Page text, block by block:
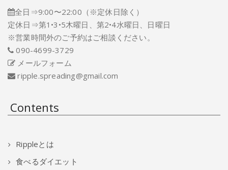
全日⇒9:00〜22:00（※定休日除く）
定休日⇒第1•3•5木曜日、第2•4水曜日、日曜日
※営業時間外のご予約はご相談ください。
090-4699-3729
メールフォーム
ripple.spreading@gmail.com
Contents
Rippleとは
食べるダイエット